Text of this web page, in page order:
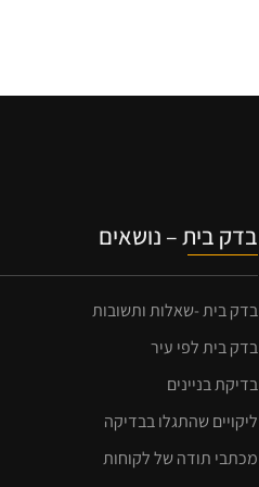
בדק בית – נושאים
בדק בית -שאלות ותשובות
בדק בית לפי עיר
בדיקת בניינים
ליקויים שהתגלו בבדיקה
מכתבי תודה של לקוחות